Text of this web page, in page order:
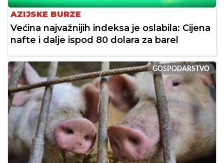
AZIJSKE BURZE
Većina najvažnijih indeksa je oslabila: Cijena
nafte i dalje ispod 80 dolara za barel
GOSPODARSTVO